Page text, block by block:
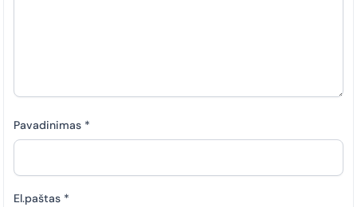
Pavadinimas *
El.paštas *